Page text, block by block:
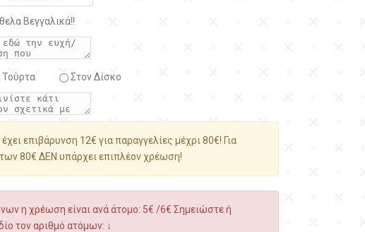
Βεγγαλικά!!
Στον Δίσκο
επιβάρυνση 12€ για παραγγελίες μέχρι 80€! Για
80€ ΔΕΝ υπάρχει επιπλέον χρέωση!
η χρέωση είναι ανά άτομο: 5€ /6€ Σημειώστε ή
τον αριθμό ατόμων: ↓